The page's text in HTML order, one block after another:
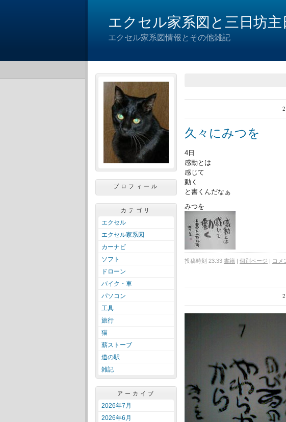
エクセル家系図と三日坊主
エクセル家系図情報とその他雑記
プロフィール
カテゴリ
エクセル
エクセル家系図
カーナビ
ソフト
ドローン
バイク・車
パソコン
工具
旅行
猫
薪ストーブ
道の駅
雑記
アーカイブ
2026年7月
2026年6月
久々にみつを
4日
感動とは
感じて
動く
と書くんだなぁ
みつを
投稿時刻 23:33 書籍 | 個別ページ | コメ